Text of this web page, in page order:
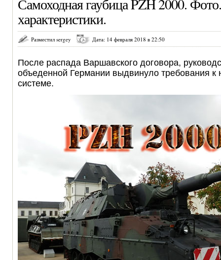
Самоходная гаубица PZH 2000.
характеристики.
Разместил sergey Дата: 14 февраля 2018 в 22:50
После распада Варшавского договора,
объеденной Германии выдвинуло требования к
системе.